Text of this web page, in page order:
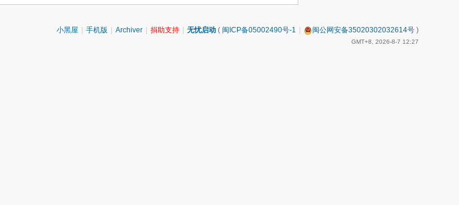
小黑屋 手机版 Archiver 捐助支持 无忧启动 ( 闽ICP备05002490号-1 闽公网安备35020302032614号 )
GMT+8, 2026-8-7 12:27